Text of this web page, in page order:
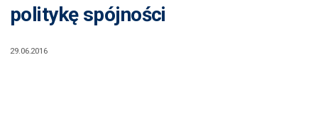
politykę spójności
29.06.2016